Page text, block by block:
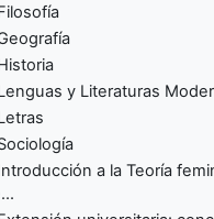
y Literaturas
a la Teoría